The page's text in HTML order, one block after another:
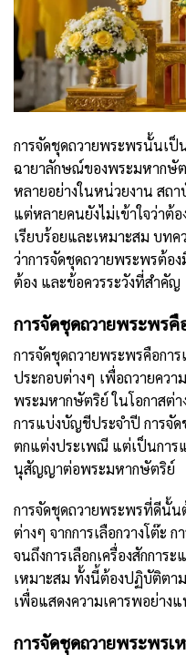
การจัดชุดถวายพระพรนั้นเป็
ฉายาลักษณ์ของพระมหากษั
หลายอย่างในหน่วยงาน สถ
แต่หลายคนยังไม่เข้าใจว่าต้
เรียบร้อยและเหมาะสม บท
ว่าการจัดชุดถวายพระพรต้อ
ต้อง และข้อควรระวังที่สำคัญ
การจัดชุดถวายพระพรคื
การจัดชุดถวายพระพรคือการ
ประกอบต่างๆ เพื่อถวายคว
พระมหากษัตริย์ ในโอกาสต่
การแบ่งบัญชีประจำปี การจั
ตกแต่งประเพณี แต่เป็นการ
นุสัญญาต่อพระมหากษัตริย์
การจัดชุดถวายพระพรที่ดีนั้น
ต่างๆ จากการเลือกวางโต๊ะ
จนถึงการเลือกเครื่องสักการ
เหมาะสม ทั้งนี้ต้องปฏิบัติตา
เพื่อแสดงความเคารพอย่างแ
การจัดชุดถวายพระพรเ